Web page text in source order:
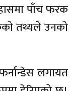
पाँच फरक
तथ्यले उनको
लगायत